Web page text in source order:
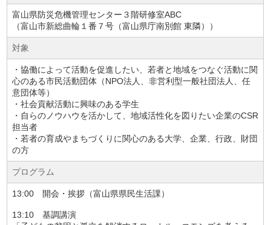
富山県防災危機管理センター３階研修室ABC
（富山市新総曲輪１番７号（富山県庁南別館 東隣））
対象
・協働によって活動を促進したい、若者と地域をつなぐ活動に関
心のある市民活動団体（NPO法人、非営利型一般社団法人、任
意団体等）
・社会貢献活動に興味のある学生
・自らのノウハウを活かして、地域活性化を図りたい企業のCSR
担当者
・若者の育成やまちづくりに関心のある大学、企業、行政、財団
の方
プログラム
13:00 開会・挨拶（富山県県民生活課）
13:10 基調講演